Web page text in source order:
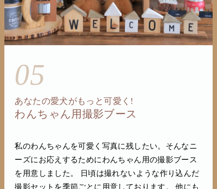
05
あなたの愛犬がもっと可愛く!
わんちゃん用撮影ブース
私のわんちゃんを可愛く写真に残したい。そんなニ
ーズにお応えするためにわんちゃん用の撮影ブース
を用意しました。 日頃は撮れないような作り込んだ
撮影セットを季節ごとに用意しております。 他にも